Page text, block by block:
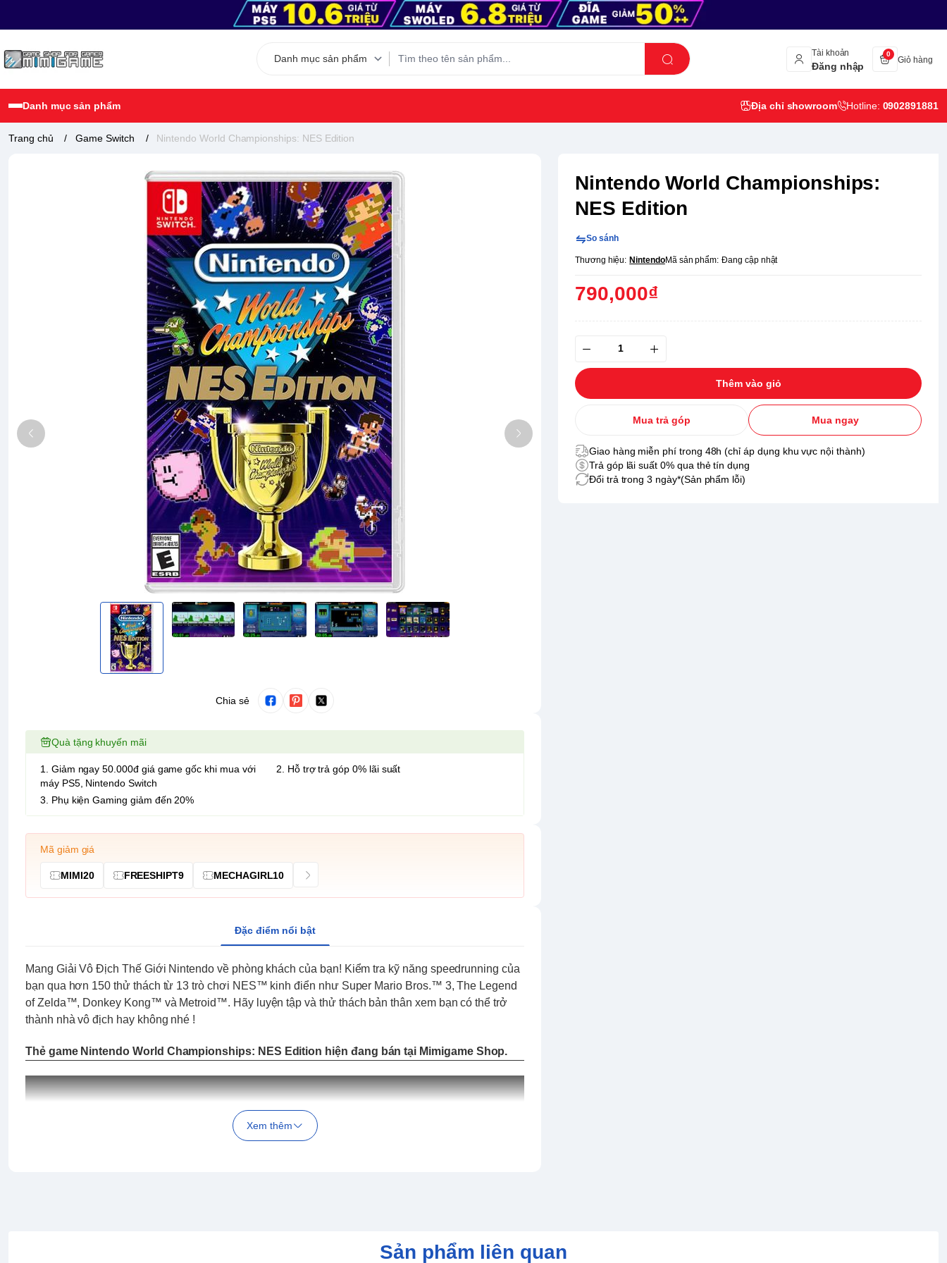
Tài khoản
Đăng nhập
0
Giỏ hàng
Danh mục sản phẩm Địa chỉ showroom Hotline: 0902891881
Trang chủ / Game Switch / Nintendo World Championships: NES Edition
Chia sẻ
Nintendo World Championships:
NES Edition
So sánh
Thương hiệu: NintendoMã sản phẩm: Đang cập nhật
790,000₫
Thêm vào giỏ
Mua trả góp Mua ngay
Giao hàng miễn phí trong 48h (chỉ áp dụng khu vực nội thành)
Trả góp lãi suất 0% qua thẻ tín dụng
Đổi trả trong 3 ngày*(Sản phẩm lỗi)
Quà tặng khuyến mãi
1. Giảm ngay 50.000đ giá game gốc khi mua với
máy PS5, Nintendo Switch
2. Hỗ trợ trả góp 0% lãi suất
3. Phụ kiện Gaming giảm đến 20%
Mã giảm giá
MIMI20 FREESHIPT9 MECHAGIRL10
Đặc điểm nổi bật
Mang Giải Vô Địch Thế Giới Nintendo về phòng khách của bạn! Kiểm tra kỹ năng speedrunning của
bạn qua hơn 150 thử thách từ 13 trò chơi NES™ kinh điển như Super Mario Bros.™ 3, The Legend
of Zelda™, Donkey Kong™ và Metroid™. Hãy luyện tập và thử thách bản thân xem bạn có thể trở
thành nhà vô địch hay không nhé !
Thẻ game Nintendo World Championships: NES Edition hiện đang bán tại Mimigame Shop.
Xem thêm
Sản phẩm liên quan